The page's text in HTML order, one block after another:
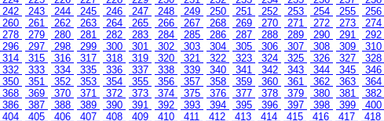
242
243 244 245 246 247 248 249 250 251 252 253 254 255 256
260
261 262 263 264 265 266 267 268 269 270 271 272 273 274
278
279 280 281 282 283 284 285 286 287 288 289 290 291 292
296
297 298 299 300 301 302 303 304 305 306 307 308 309 310
314
315 316 317 318 319 320 321 322 323 324 325 326 327 328
332
333 334 335 336 337 338 339 340 341 342 343 344 345 346
350
351 352 353 354 355 356 357 358 359 360 361 362 363 364
368
369 370 371 372 373 374 375 376 377 378 379 380 381 382
386
387 388 389 390 391 392 393 394 395 396 397 398 399 400
404
405 406 407 408 409 410 411 412 413 414 415 416 417 418